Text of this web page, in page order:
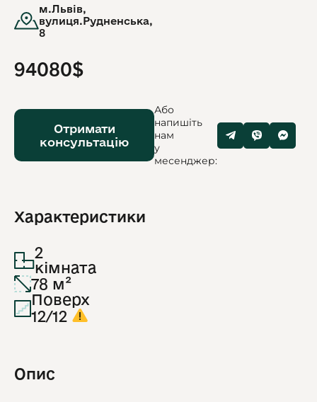
м.Львів,
вулиця.Рудненська,
8
94080$
Отримати
консультацію
Або
напишіть
нам
у
месенджер:
Характеристики
2
кімната
78 м²
Поверх
12/12
Опис